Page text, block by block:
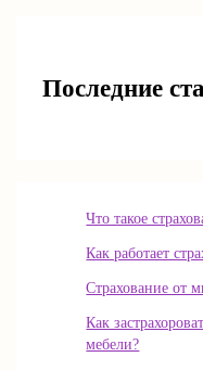
Последние
Что такое
Как работает
Страхование от
Как
мебели?